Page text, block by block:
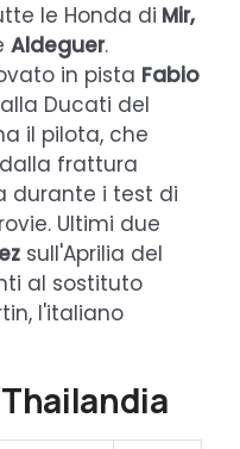
le Honda di Mir,
Aldeguer.
in pista Fabio
Ducati del
il pilota, che
frattura
durante i test di
Ultimi due
sull'Aprilia del
al sostituto
l'italiano